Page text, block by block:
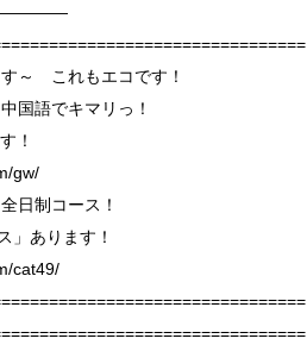
～ これもエコです！
国語でキマリっ！
！
gw/
日制コース！
」あります！
cat49/